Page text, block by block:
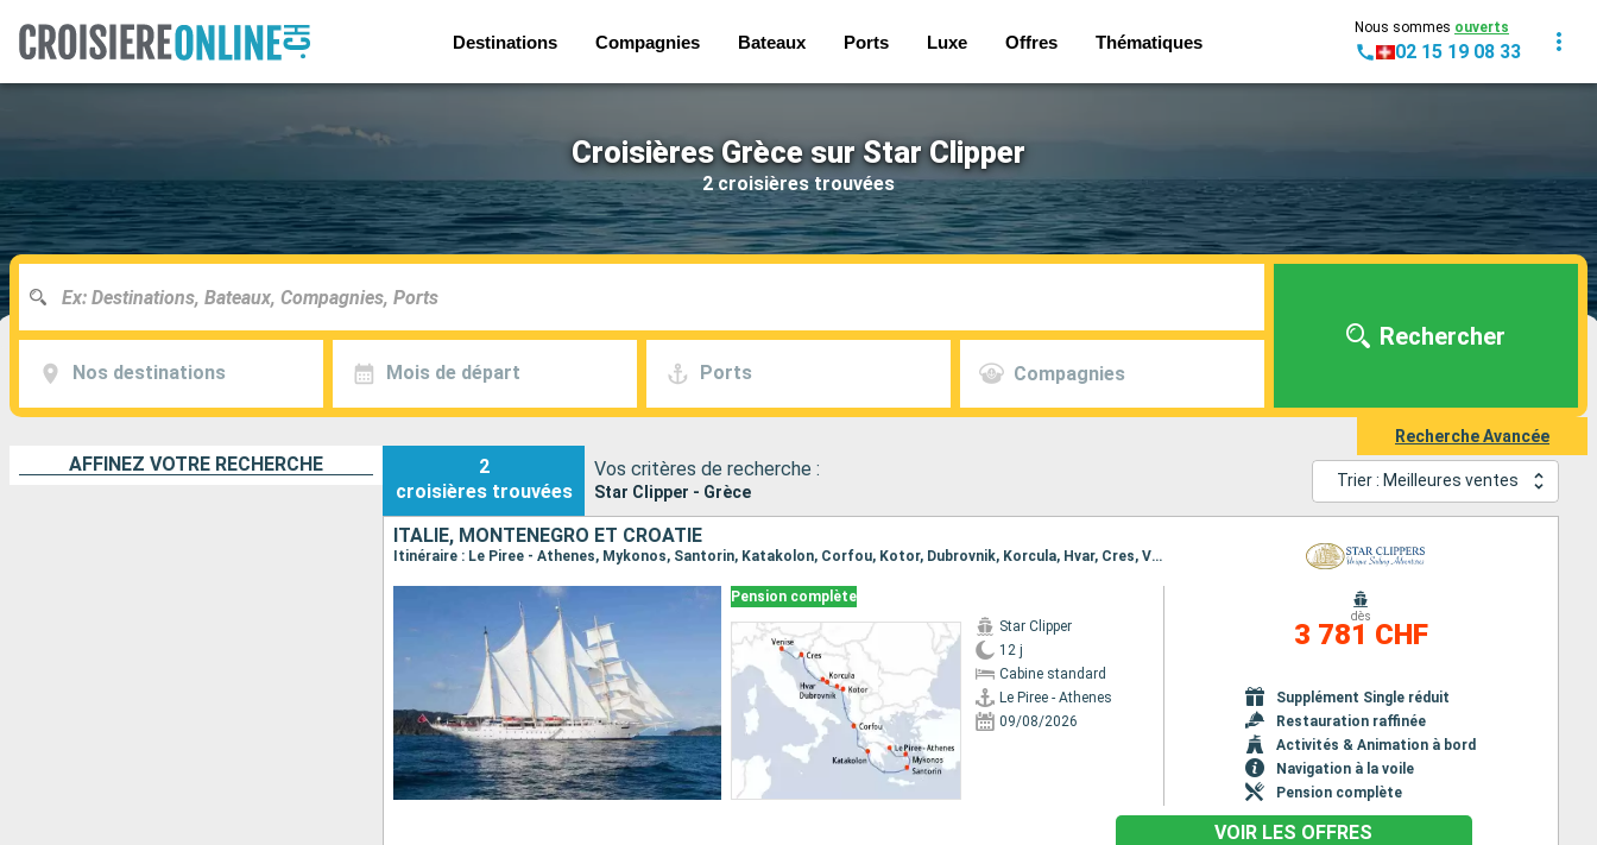
Destinations Compagnies Bateaux Ports Luxe Offres Thématiques
Nous sommes ouverts
02 15 19 08 33
Croisières Grèce sur Star Clipper
2 croisières trouvées
Nos destinations Mois de départ Ports Compagnies
Rechercher
Recherche Avancée
AFFINEZ VOTRE RECHERCHE
2
croisières trouvées
Vos critères de recherche :
Star Clipper - Grèce
Trier : Meilleures ventes
ITALIE, MONTÉNÉGRO ET CROATIE
Itinéraire : Le Piree - Athenes, Mykonos, Santorin, Katakolon, Corfou, Kotor, Dubrovnik, Korcula, Hvar, Cres, Venise
Pension complète
Star Clipper
12 j
Cabine standard
Le Piree - Athenes
09/08/2026
dès
3 781 CHF
Supplément Single réduit
Restauration raffinée
Activités & Animation à bord
Navigation à la voile
Pension complète
VOIR LES OFFRES